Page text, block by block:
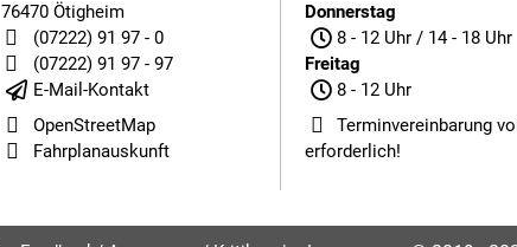
76470 Ötigheim
(07222) 91 97 - 0
(07222) 91 97 - 97
E-Mail-Kontakt
OpenStreetMap
Fahrplanauskunft
Donnerstag
8 - 12 Uhr / 14 - 18 Uhr
Freitag
8 - 12 Uhr
Terminvereinbarung
erforderlich!